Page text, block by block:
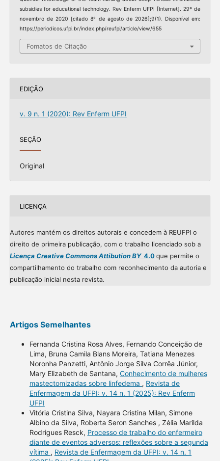
subsidies for educational technology. Rev Enferm UFPI [Internet]. 29º de
novembro de 2020 [citado 8º de agosto de 2026];9(1). Disponível em:
https://periodicos.ufpi.br/index.php/reufpi/article/view/655
Fomatos de Citação
EDIÇÃO
v. 9 n. 1 (2020): Rev Enferm UFPI
SEÇÃO
Original
LICENÇA
Autores mantém os direitos autorais e concedem à REUFPI o
direito de primeira publicação, com o trabalho licenciado sob a
Licença Creative Commons Attibution BY4.0que permite o
compartilhamento do trabalho com reconhecimento da autoria e
publicação inicial nesta revista.
Artigos Semelhantes
Fernanda Cristina Rosa Alves, Fernando Conceição de
Lima, Bruna Camila Blans Moreira, Tatiana Menezes
Noronha Panzetti, Antônio Jorge Silva Corrêa Júnior,
Mary Elizabeth de Santana, Conhecimento de mulheres
mastectomizadas sobre linfedema , Revista de
Enfermagem da UFPI: v. 14 n. 1 (2025): Rev Enferm
UFPI
Vitória Cristina Silva, Nayara Cristina Milan, Simone
Albino da Silva, Roberta Seron Sanches , Zélia Marilda
Rodrigues Resck, Processo de trabalho do enfermeiro
diante de eventos adversos: reflexões sobre a segunda
vítima , Revista de Enfermagem da UFPI: v. 14 n. 1